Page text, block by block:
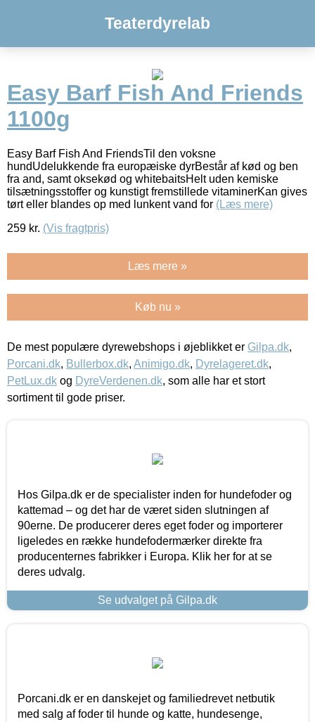
Teaterdyrelab
Easy Barf Fish And Friends
1100g
Easy Barf Fish And FriendsTil den voksne
hundUdelukkende fra europæiske dyrBestår af kød og ben
fra and, samt oksekød og whitebaitsHelt uden kemiske
tilsætningsstoffer og kunstigt fremstillede vitaminerKan gives
tørt eller blandes op med lunkent vand for (Læs mere)
259 kr. (Vis fragtpris)
Læs mere »
Køb nu »
De mest populære dyrewebshops i øjeblikket er Gilpa.dk,
Porcani.dk, Bullerbox.dk, Animigo.dk, Dyrelageret.dk,
PetLux.dk og DyreVerdenen.dk, som alle har et stort
sortiment til gode priser.
Hos Gilpa.dk er de specialister inden for hundefoder og
kattemad – og det har de været siden slutningen af
90erne. De producerer deres eget foder og importerer
ligeledes en række hundefodermærker direkte fra
producenternes fabrikker i Europa. Klik her for at se
deres udvalg.
Se udvalget på Gilpa.dk
Porcani.dk er en danskejet og familiedrevet netbutik
med salg af foder til hunde og katte, hundesenge,